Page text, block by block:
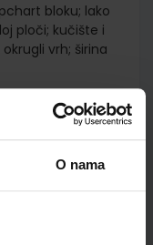
O nama
bloku; lako
ploči; kučište i
vrh; širina